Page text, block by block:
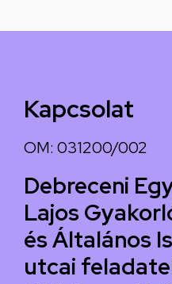
Kapcsolat
OM: 031200/002
Debreceni
Lajos
és Általános
utcai